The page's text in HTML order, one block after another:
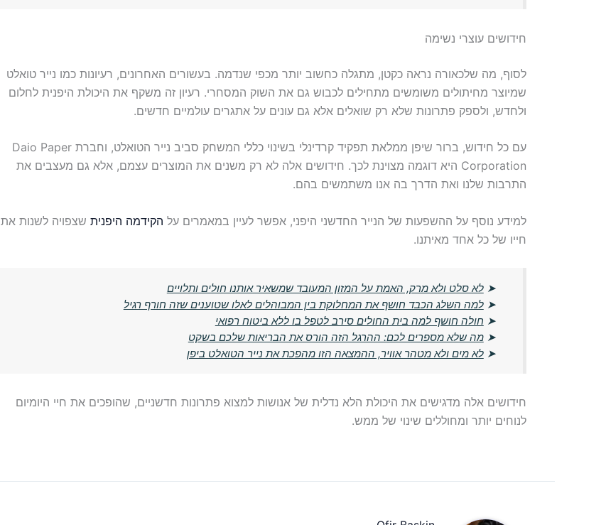
חידושים עוצרי נשימה
לסוף, מה שלכאורה נראה כקטן, מתגלה כחשוב יותר מכפי שנדמה. בעשורים האחרונים, רעיונות כמו נייר טואלט
שמיוצר מחיתולים משומשים מתחילים לכבוש גם את השוק המסחרי. רעיון זה משקף את היכולת היפנית לחלום
ולחדש, ולספק פתרונות שלא רק שואלים אלא גם עונים על אתגרים עולמיים חדשים.
עם כל חידוש, ברור שיפן ממלאת תפקיד קרדינלי בשינוי כללי המשחק סביב נייר הטואלט, וחברת Daio Paper
Corporation היא דוגמה מצוינת לכך. חידושים אלה לא רק משנים את המוצרים עצמם, אלא גם מעצבים את
התרבות שלנו ואת הדרך בה אנו משתמשים בהם.
למידע נוסף על ההשפעות של הנייר החדשני היפני, אפשר לעיין במאמרים על הקידמה היפנית שצפויה לשנות את
חייו של כל אחד מאיתנו.
➤לא סלט ולא מרק, האמת על המזון המעובד שמשאיר אותנו חולים ותלויים
➤למה השלג הכבד חושף את המחלוקת בין המבוהלים לאלו שטוענים שזה חורף רגיל
➤ חולה חושף למה בית החולים סירב לטפל בו ללא ביטוח רפואי
➤מה שלא מספרים לכם: ההרגל הזה הורס את הבריאות שלכם בשקט
➤לא מים ולא מטהר אוויר, ההמצאה הזו מהפכת את נייר הטואלט ביפן
חידושים אלה מדגישים את היכולת הלא נדלית של אנושות למצוא פתרונות חדשניים, שהופכים את חיי היומיום
לנוחים יותר ומחוללים שינוי של ממש.